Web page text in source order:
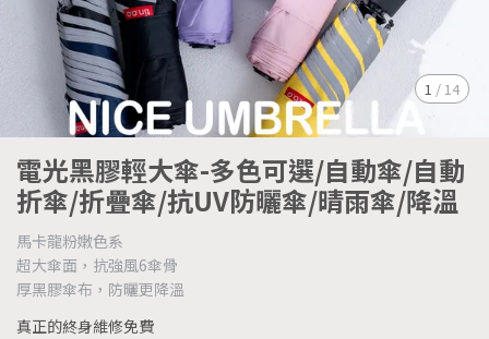
1 / 14
電光黑膠輕大傘-多色可選/自動傘/自動
折傘/折疊傘/抗UV防曬傘/晴雨傘/降溫
馬卡龍粉嫩色系
超大傘面，抗強風6傘骨
厚黑膠傘布，防曬更降溫
真正的終身維修免費